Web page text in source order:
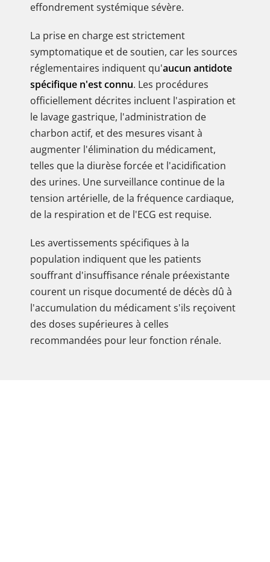
effondrement systémique sévère.
La prise en charge est strictement
symptomatique et de soutien, car les sources
réglementaires indiquent qu'aucun antidote
spécifique n'est connu. Les procédures
officiellement décrites incluent l'aspiration et
le lavage gastrique, l'administration de
charbon actif, et des mesures visant à
augmenter l'élimination du médicament,
telles que la diurèse forcée et l'acidification
des urines. Une surveillance continue de la
tension artérielle, de la fréquence cardiaque,
de la respiration et de l'ECG est requise.
Les avertissements spécifiques à la
population indiquent que les patients
souffrant d'insuffisance rénale préexistante
courent un risque documenté de décès dû à
l'accumulation du médicament s'ils reçoivent
des doses supérieures à celles
recommandées pour leur fonction rénale.